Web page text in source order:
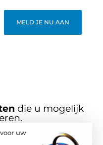
MELD JE NU AAN
die u mogelijk
uw